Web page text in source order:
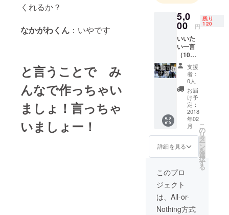
くれるか？
なかがわくん ：いやです
と言うことで み
んなで作っちゃい
ましょ！言っちゃ
いましょー！
5,0
00 円
残り
120
いいた
い一言
（10文
字ま
で）と
顔写真
を記載
させて
いただ
きま
す。 発
行物50
部を郵
便にて
お届け
しま
す。 発
行物：
A4オー
ルカ
ラー全
16P冊
支援
者：
0人
お届
け予
定：
2018
年02
月
詳細を見る
こ
の
リ
タ
ー
ン
を
選
択
す
る
このプロ
ジェクト
は、All-or-
Nothing方式